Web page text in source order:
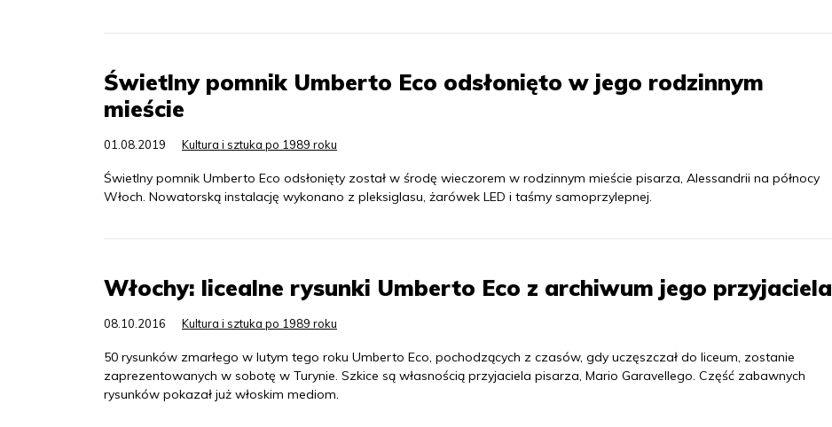
Świetlny pomnik Umberto Eco odsłonięto w jego rodzinnym
mieście
01.08.2019 Kultura i sztuka po 1989 roku
Świetlny pomnik Umberto Eco odsłonięty został w środę wieczorem w rodzinnym mieście pisarza, Alessandrii na północy
Włoch. Nowatorską instalację wykonano z pleksiglasu, żarówek LED i taśmy samoprzylepnej.
Włochy: licealne rysunki Umberto Eco z archiwum jego przyjaciela
08.10.2016 Kultura i sztuka po 1989 roku
50 rysunków zmarłego w lutym tego roku Umberto Eco, pochodzących z czasów, gdy uczęszczał do liceum, zostanie
zaprezentowanych w sobotę w Turynie. Szkice są własnością przyjaciela pisarza, Mario Garavellego. Część zabawnych
rysunków pokazał już włoskim mediom.